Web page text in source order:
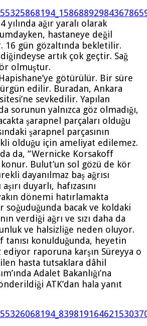
yılında ağır yaralı olarak
hastaneye değil
16 gün gözaltında bekletilir.
artık çok geçtir. Sağ
olmuştur.
götürülür. Bir süre
edilir. Buradan, Ankara
sevkedilir. Yapılan
sorunun yalnızca göz olmadığı,
şarapnel parçaları olduğu
şarapnel parçasının
olduğu için ameliyat edilemez.
da, “Wernicke Korsakoff
konur. Bulut’un sol gözü de kör
dayanılmaz baş ağrısı
duyarlı, hafızasını
dönemi hatırlamakta
soğuduğunda bacak ve koldaki
verdiği ağrı ve sızı daha da
ve halsizliğe neden oluyor.
tanısı konulduğunda, heyetin
raporuna karşın Süreyya o
hasta tutsaklara dâhil
Adalet Bakanlığı’na
ATK’dan hala yanıt